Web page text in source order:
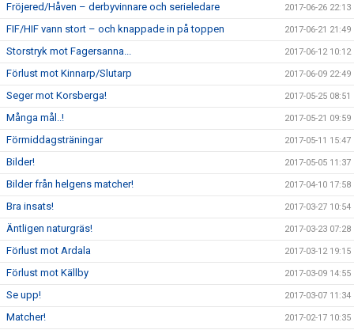
Fröjered/Håven – derbyvinnare och serieledare 2017-06-26 22:13
FIF/HIF vann stort – och knappade in på toppen 2017-06-21 21:49
Storstryk mot Fagersanna... 2017-06-12 10:12
Förlust mot Kinnarp/Slutarp 2017-06-09 22:49
Seger mot Korsberga! 2017-05-25 08:51
Många mål..! 2017-05-21 09:59
Förmiddagsträningar 2017-05-11 15:47
Bilder! 2017-05-05 11:37
Bilder från helgens matcher! 2017-04-10 17:58
Bra insats! 2017-03-27 10:54
Äntligen naturgräs! 2017-03-23 07:28
Förlust mot Ardala 2017-03-12 19:15
Förlust mot Källby 2017-03-09 14:55
Se upp! 2017-03-07 11:34
Matcher! 2017-02-17 10:35